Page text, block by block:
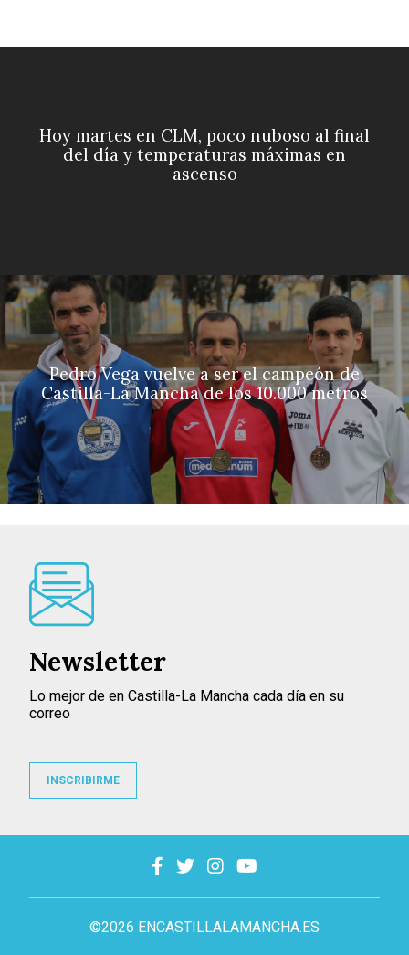
Hoy martes en CLM, poco nuboso al final
del día y temperaturas máximas en
ascenso
Pedro Vega vuelve a ser el campeón de
Castilla-La Mancha de los 10.000 metros
©2026 ENCASTILLALAMANCHA.ES
Newsletter
Lo mejor de en Castilla-La Mancha cada día en su
correo
INSCRIBIRME